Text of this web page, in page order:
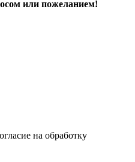
или пожеланием!
на обработку